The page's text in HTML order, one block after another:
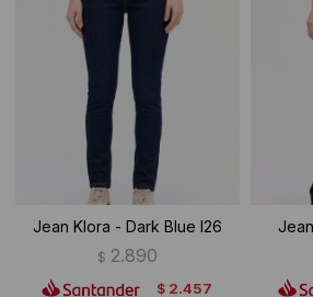
Jean Klora - Dark Blue I26
$ 2.890
$ 2.457